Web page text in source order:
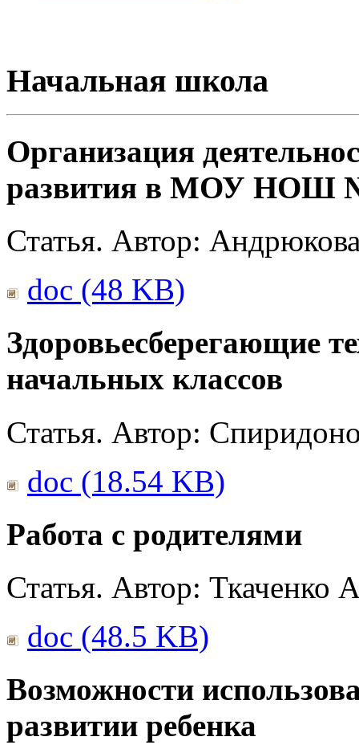
Начальная школа
Организация
развития в МОУ НОШ №
Статья. Автор:
doc (48 KB)
Здоровьесберегающие
начальных классов
Статья. Автор:
doc (18.54 KB)
Работа с родителями
Статья. Автор: Ткаченко
doc (48.5 KB)
Возможности
развитии ребенка